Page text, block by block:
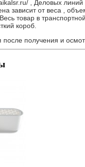
, Деловых
зависит от веса ,
товар в
короб.
получения и